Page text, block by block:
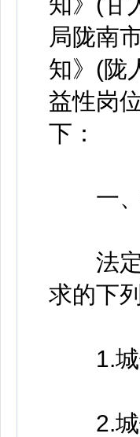
局陇南
知》(陇
益性岗
下：
一、
法定
求的下
1.城
2.城